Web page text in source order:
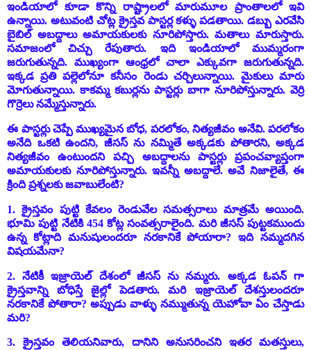
ఇండియాలో కూడా కొన్ని రాష్ట్రాలలో మారుమూల ప్రాంతాలలో ఇవి
ఉన్నాయి. అటువంటి చోట్ల క్రైస్తవ పాస్టర్ల కళ్ళు పడతాయి. డబ్బు ఎరవేసి
బైబిల్ అబద్దాలు అమాయకులకు నూరిపోస్తారు. మతాలు మారుస్తారు.
సమాజంలో చిచ్చు రేపుతారు. ఇది ఇండియాలో ముమ్మరంగా
జరుగుతున్నది. ముఖ్యంగా ఆంధ్రలో చాలా ఎక్కువగా జరుగుతున్నది.
ఇక్కడ ప్రతి పల్లెలోనూ కనీసం రెండు చర్చిలున్నాయి. మైకులు మారు
మోగుతున్నాయి. కాకమ్మ కబుర్లను పాస్టర్లు బాగా నూరిపోస్తున్నారు. వెర్రి
గొర్రెలు నమ్మేస్తున్నారు.
ఈ పాస్టర్లు చెప్పే ముఖ్యమైన బోధ, పరలోకం, నిత్యజీవం అనేవి. పరలోకం
అనేది ఒకటి ఉందని, జీసస్ ను నమ్మితే అక్కడకు పోతారని, అక్కడ
నిత్యజీవం ఉంటుందని పచ్చి అబద్దాలను పాస్టర్లు ప్రపంచవ్యాప్తంగా
అమాయకులకు నూరిపోస్తున్నారు. ఇవన్నీ అబద్దాలే. అవే నిజాలైతే, ఈ
క్రింది ప్రశ్నలకు జవాబులేంటి?
1. క్రైస్తవం పుట్టి కేవలం రెండువేల సమత్సరాలు మాత్రమే అయింది.
భూమి పుట్టి నేటికి 454 కోట్ల సంవత్సరాలైంది. మరి జీసస్ పుట్టకముందు
ఉన్న కోట్లాది మనుషులందరూ నరకానికే పోయారా? ఇది నమ్మదగిన
విషయమేనా?
2. నేటికీ ఇజ్రాయెల్ దేశంలో జీసస్ ను నమ్మరు. అక్కడ ఓపన్ గా
క్రైస్తవాన్ని బోధిస్తే జైల్లో పెడతారు. మరి ఇజ్రాయెల్ దేశస్తులందరూ
నరకానికే పోతారా? అప్పుడు వాళ్ళు నమ్ముతున్న యెహోవా ఏం చేస్తాడు
మరి?
3. క్రైస్తవం తెలియనివారు, దానిని అనుసరించని ఇతర మతస్తులు,